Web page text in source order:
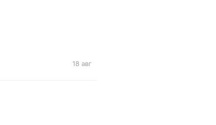
18 авг